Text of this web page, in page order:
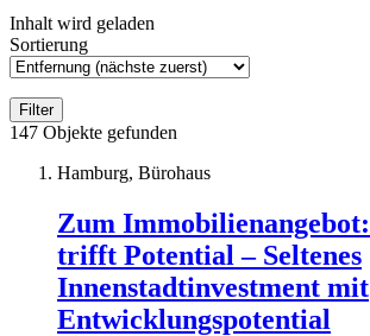
Inhalt wird geladen
Sortierung
Filter
147 Objekte gefunden
Hamburg, Bürohaus
Zum Immobilienangebot:
trifft Potential – Seltenes
Innenstadtinvestment mit
Entwicklungspotential